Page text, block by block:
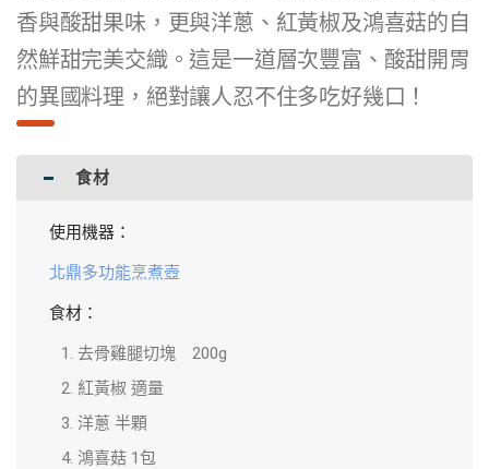
香與酸甜果味，更與洋蔥、紅黃椒及鴻喜菇的自
然鮮甜完美交織。這是一道層次豐富、酸甜開胃
的異國料理，絕對讓人忍不住多吃好幾口！
食材
使用機器：
北鼎多功能烹煮壺
食材：
去骨雞腿切塊 200g
紅黃椒 適量
洋蔥 半顆
鴻喜菇 1包